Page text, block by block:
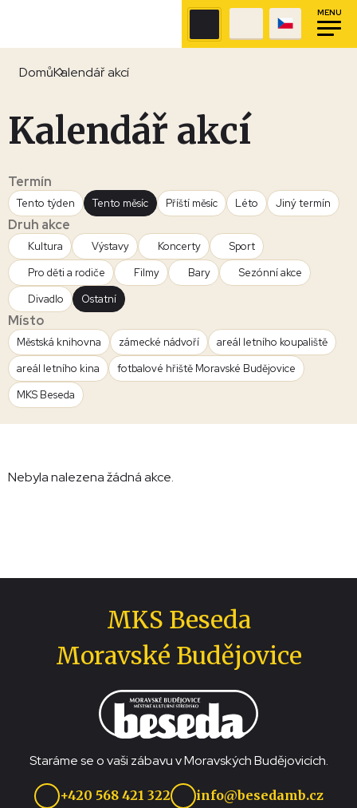
MENU
DomůKalendář akcí
Kalendář akcí
Termín
Tento týden Tento měsíc Příští měsíc Léto Jiný termín
Druh akce
Kultura Výstavy Koncerty
Sport
Pro děti a rodiče
Filmy Bary
Sezónní akce
Divadlo
Ostatní
Místo
Městská knihovna zámecké nádvoří
areál letního koupaliště
areál letního kina
fotbalové hřiště Moravské Budějovice
MKS Beseda
Nebyla nalezena žádná akce.
MKS Beseda
Moravské Budějovice
Staráme se o vaši zábavu v Moravských Budějovicích.
+420 568 421 322 info@besedamb.cz